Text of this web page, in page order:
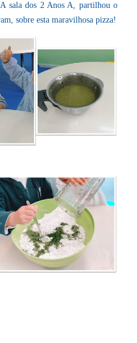
sala dos 2 Anos A, partilhou o
sobre esta maravilhosa pizza!